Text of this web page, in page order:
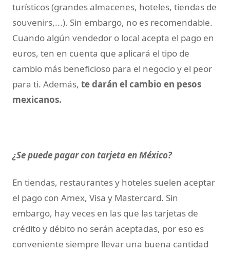
turísticos (grandes almacenes, hoteles, tiendas de
souvenirs,...). Sin embargo, no es recomendable.
Cuando algún vendedor o local acepta el pago en
euros, ten en cuenta que aplicará el tipo de
cambio más beneficioso para el negocio y el peor
para ti. Además, te darán el cambio en pesos
mexicanos.
¿Se puede pagar con tarjeta en México?
En tiendas, restaurantes y hoteles suelen aceptar
el pago con Amex, Visa y Mastercard. Sin
embargo, hay veces en las que las tarjetas de
crédito y débito no serán aceptadas, por eso es
conveniente siempre llevar una buena cantidad